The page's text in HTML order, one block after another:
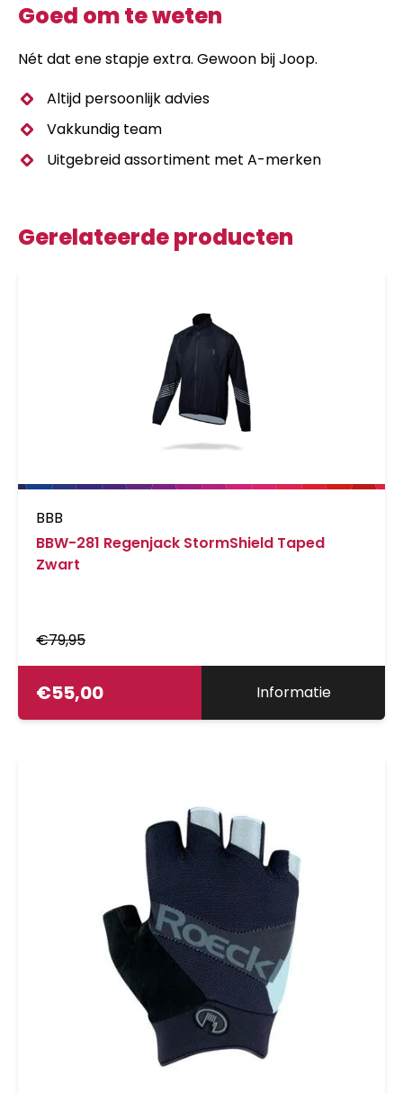
Goed om te weten
Nét dat ene stapje extra. Gewoon bij Joop.
Altijd persoonlijk advies
Vakkundig team
Uitgebreid assortiment met A-merken
Gerelateerde producten
BBB
BBW-281 Regenjack StormShield Taped
Zwart
€79,95
€55,00 Informatie